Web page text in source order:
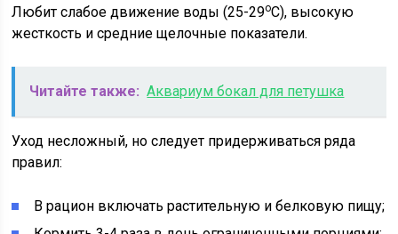
Любит слабое движение воды (25-29оС), высокую
жесткость и средние щелочные показатели.
Читайте также: Аквариум бокал для петушка
Уход несложный, но следует придерживаться ряда
правил:
В рацион включать растительную и белковую пищу;